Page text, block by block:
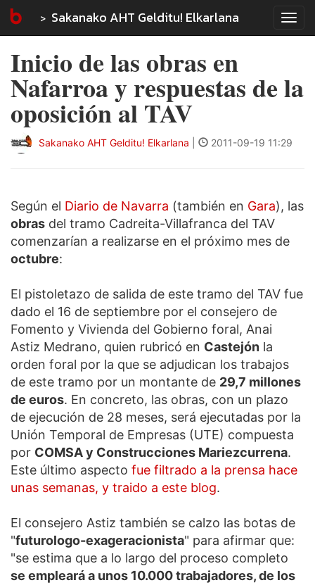
Sakanako AHT Gelditu! Elkarlana
Inicio de las obras en
Nafarroa y respuestas de la
oposición al TAV
Sakanako AHT Gelditu! Elkarlana 2011-09-19 11:29
Según el Diario de Navarra (también en Gara), las
obras del tramo Cadreita-Villafranca del TAV
comenzarían a realizarse en el próximo mes de
octubre:
El pistoletazo de salida de este tramo del TAV fue
dado el 16 de septiembre por el consejero de
Fomento y Vivienda del Gobierno foral, Anai
Astiz Medrano, quien rubricó en Castejón la
orden foral por la que se adjudican los trabajos
de este tramo por un montante de 29,7 millones
de euros. En concreto, las obras, con un plazo
de ejecución de 28 meses, será ejecutadas por la
Unión Temporal de Empresas (UTE) compuesta
por COMSA y Construcciones Mariezcurrena.
Este último aspecto fue filtrado a la prensa hace
unas semanas, y traido a este blog.
El consejero Astiz también se calzo las botas de
"futurologo-exageracionista" para afirmar que:
"se estima que a lo largo del proceso completo
se empleará a unos 10.000 trabajadores, de los